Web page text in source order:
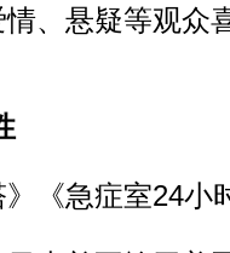
、悬疑等观众
《急症室24小